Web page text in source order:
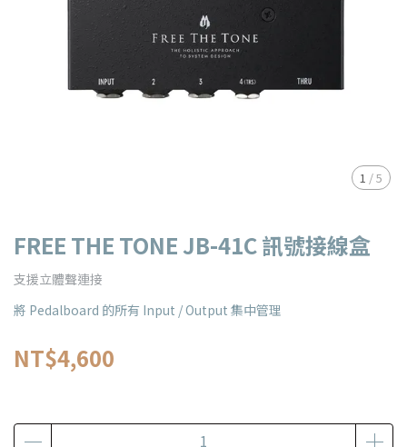
1 /5
FREE THE TONE JB-41C 訊號接線盒
支援立體聲連接
將 Pedalboard 的所有 Input / Output 集中管理
NT$4,600